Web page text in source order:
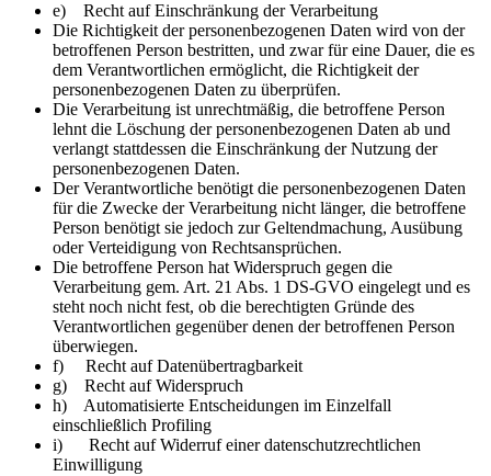
e) Recht auf Einschränkung der Verarbeitung
Die Richtigkeit der personenbezogenen Daten wird von der
betroffenen Person bestritten, und zwar für eine Dauer, die es
dem Verantwortlichen ermöglicht, die Richtigkeit der
personenbezogenen Daten zu überprüfen.
Die Verarbeitung ist unrechtmäßig, die betroffene Person
lehnt die Löschung der personenbezogenen Daten ab und
verlangt stattdessen die Einschränkung der Nutzung der
personenbezogenen Daten.
Der Verantwortliche benötigt die personenbezogenen Daten
für die Zwecke der Verarbeitung nicht länger, die betroffene
Person benötigt sie jedoch zur Geltendmachung, Ausübung
oder Verteidigung von Rechtsansprüchen.
Die betroffene Person hat Widerspruch gegen die
Verarbeitung gem. Art. 21 Abs. 1 DS-GVO eingelegt und es
steht noch nicht fest, ob die berechtigten Gründe des
Verantwortlichen gegenüber denen der betroffenen Person
überwiegen.
f) Recht auf Datenübertragbarkeit
g) Recht auf Widerspruch
h) Automatisierte Entscheidungen im Einzelfall
einschließlich Profiling
i) Recht auf Widerruf einer datenschutzrechtlichen
Einwilligung